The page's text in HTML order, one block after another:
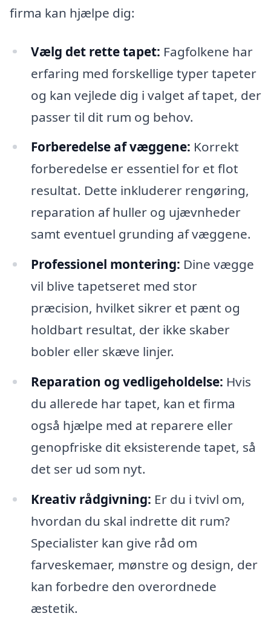
firma kan hjælpe dig:
Vælg det rette tapet: Fagfolkene har
erfaring med forskellige typer tapeter
og kan vejlede dig i valget af tapet, der
passer til dit rum og behov.
Forberedelse af væggene: Korrekt
forberedelse er essentiel for et flot
resultat. Dette inkluderer rengøring,
reparation af huller og ujævnheder
samt eventuel grunding af væggene.
Professionel montering: Dine vægge
vil blive tapetseret med stor
præcision, hvilket sikrer et pænt og
holdbart resultat, der ikke skaber
bobler eller skæve linjer.
Reparation og vedligeholdelse: Hvis
du allerede har tapet, kan et firma
også hjælpe med at reparere eller
genopfriske dit eksisterende tapet, så
det ser ud som nyt.
Kreativ rådgivning: Er du i tvivl om,
hvordan du skal indrette dit rum?
Specialister kan give råd om
farveskemaer, mønstre og design, der
kan forbedre den overordnede
æstetik.